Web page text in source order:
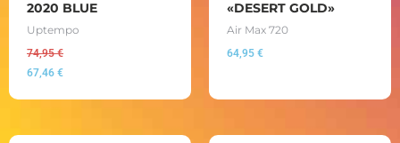
2020 BLUE
Uptempo
74,95€
67,46 €
«DESERT GOLD»
Air Max 720
64,95 €